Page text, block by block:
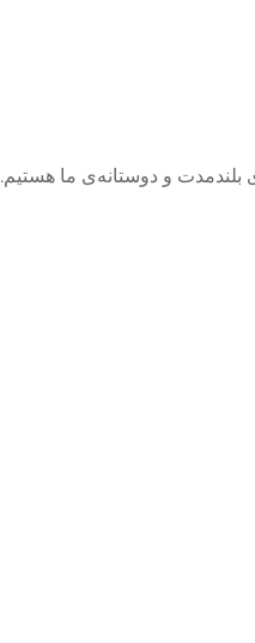
بلندمدت و دوستانه‌ی ما هستیم.